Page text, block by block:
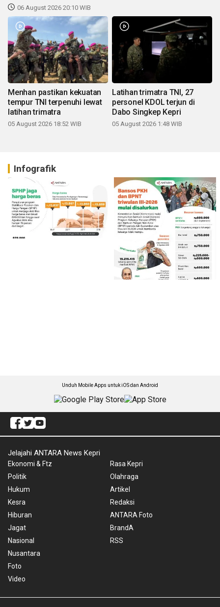
06 August 2026 20:10 WIB
Menhan pastikan kekuatan
tempur TNI terpenuhi lewat
latihan trimatra
05 August 2026 18:52 WIB
Latihan trimatra TNI, 27
personel KDOL terjun di
Dabo Singkep Kepri
05 August 2026 1:48 WIB
Infografik
Unduh Mobile Apps untuk iOS dan Android
Jelajahi ANTARA News Kepri
Ekonomi & Ftz
Politik
Hukum
Kesra
Hiburan
Jagat
Nasional
Nusantara
Foto
Video
Rasa Kepri
Olahraga
Artikel
Redaksi
ANTARA Foto
BrandA
RSS